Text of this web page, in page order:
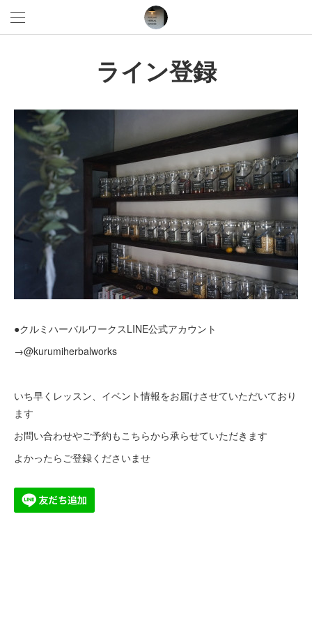
ライン登録
●クルミハーバルワークスLINE公式アカウント
→@kurumiherbalworks
いち早くレッスン、イベント情報をお届けさせていただいており
ます
お問い合わせやご予約もこちらから承らせていただきます
よかったらご登録くださいませ